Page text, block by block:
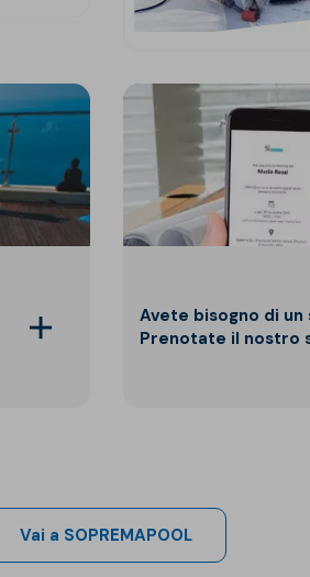
Avete bisogno di
Prenotate il nostro
Vai a SOPREMAPOOL